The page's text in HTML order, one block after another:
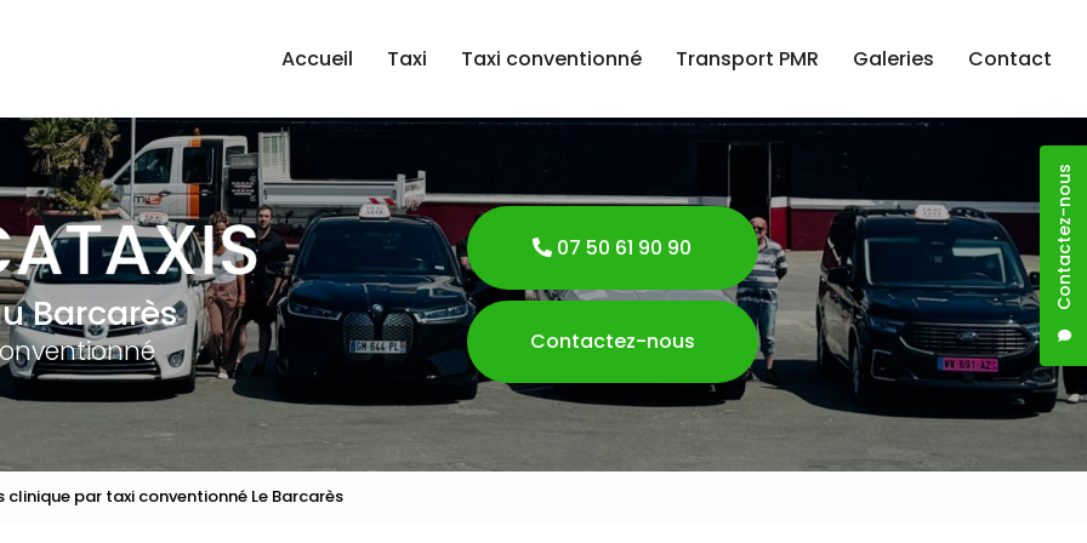
Contactez-nous
Accueil
Taxi Taxi conventionné Transport PMR Galeries Contact
Barcarès
07 50 61 90 90
Contactez-nous
clinique par taxi conventionné Le Barcarès